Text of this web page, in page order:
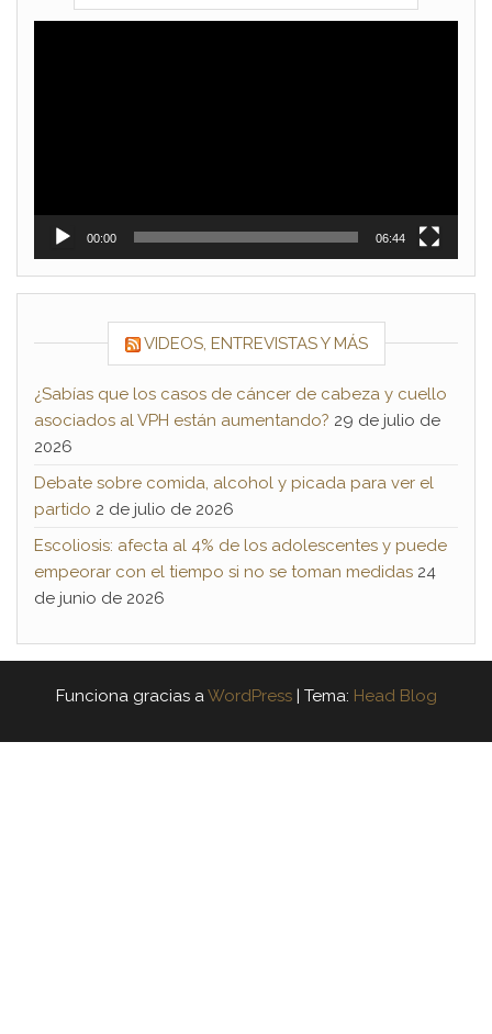
00:00 06:44
VIDEOS, ENTREVISTAS Y MÁS
¿Sabías que los casos de cáncer de cabeza y cuello
asociados al VPH están aumentando? 29 de julio de
2026
Debate sobre comida, alcohol y picada para ver el
partido 2 de julio de 2026
Escoliosis: afecta al 4% de los adolescentes y puede
empeorar con el tiempo si no se toman medidas 24
de junio de 2026
Funciona gracias aWordPress | Tema: Head Blog